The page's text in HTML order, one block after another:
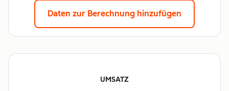
Daten zur Berechnung hinzufügen
UMSATZ